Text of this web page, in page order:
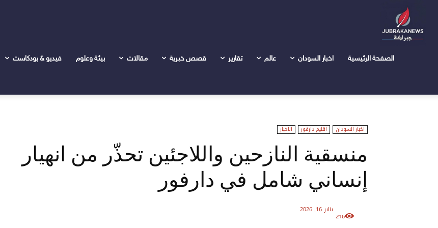
الصفحة الرئيسية اخبار السودان عالم تقارير قصص خبرية مقالات بيئة وعلوم فيديو & بودكاست
اخبار السودان اقليم دارفور الاخبار
منسقية النازحين واللاجئين تحذّر من انهيار
إنساني شامل في دارفور
يناير 16, 2026
216